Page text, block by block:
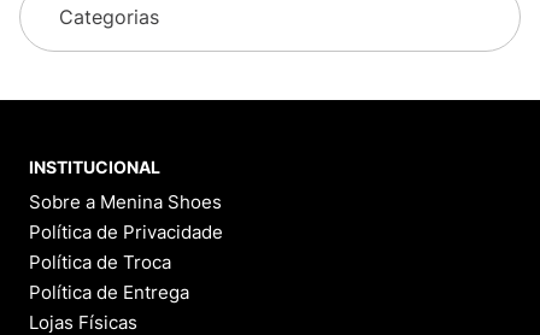
Categorias
INSTITUCIONAL
Sobre a Menina Shoes
Política de Privacidade
Política de Troca
Política de Entrega
Lojas Físicas